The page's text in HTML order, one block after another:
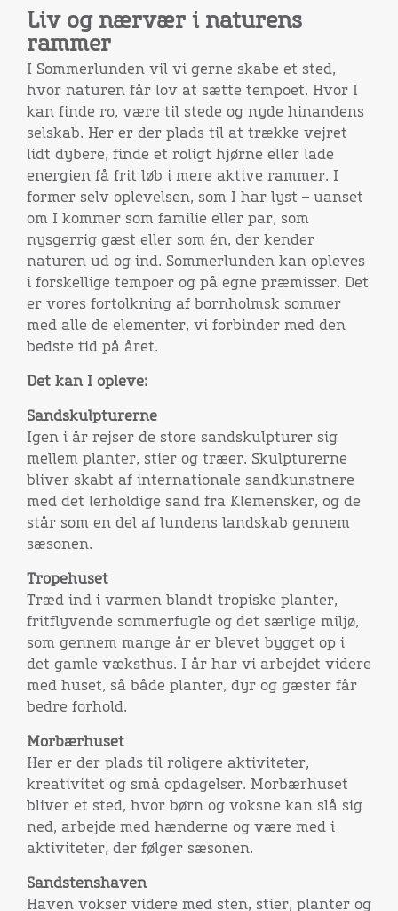
Liv og nærvær i naturens
rammer
I Sommerlunden vil vi gerne skabe et sted,
hvor naturen får lov at sætte tempoet. Hvor I
kan finde ro, være til stede og nyde hinandens
selskab. Her er der plads til at trække vejret
lidt dybere, finde et roligt hjørne eller lade
energien få frit løb i mere aktive rammer. I
former selv oplevelsen, som I har lyst – uanset
om I kommer som familie eller par, som
nysgerrig gæst eller som én, der kender
naturen ud og ind. Sommerlunden kan opleves
i forskellige tempoer og på egne præmisser. Det
er vores fortolkning af bornholmsk sommer
med alle de elementer, vi forbinder med den
bedste tid på året.
Det kan I opleve:
Sandskulpturerne
Igen i år rejser de store sandskulpturer sig
mellem planter, stier og træer. Skulpturerne
bliver skabt af internationale sandkunstnere
med det lerholdige sand fra Klemensker, og de
står som en del af lundens landskab gennem
sæsonen.
Tropehuset
Træd ind i varmen blandt tropiske planter,
fritflyvende sommerfugle og det særlige miljø,
som gennem mange år er blevet bygget op i
det gamle væksthus. I år har vi arbejdet videre
med huset, så både planter, dyr og gæster får
bedre forhold.
Morbærhuset
Her er der plads til roligere aktiviteter,
kreativitet og små opdagelser. Morbærhuset
bliver et sted, hvor børn og voksne kan slå sig
ned, arbejde med hænderne og være med i
aktiviteter, der følger sæsonen.
Sandstenshaven
Haven vokser videre med sten, stier, planter og